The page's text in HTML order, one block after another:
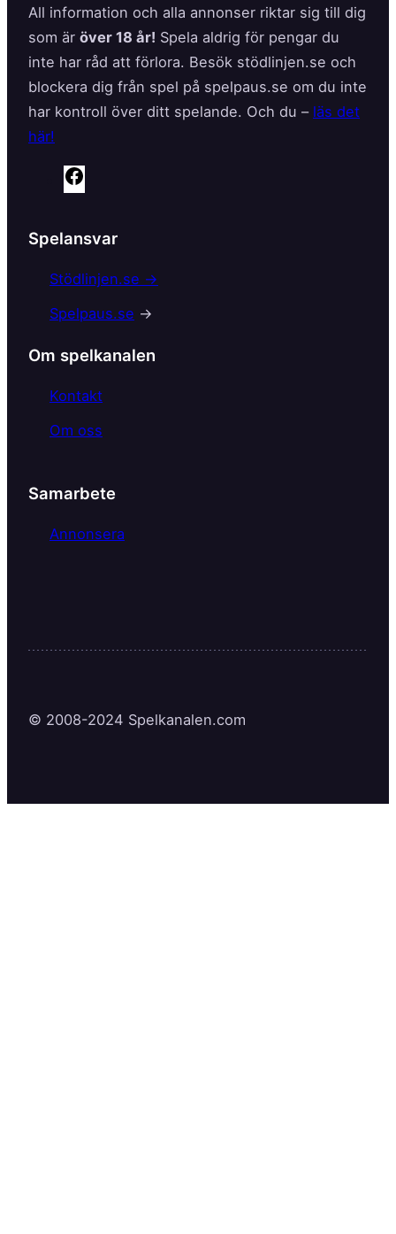
All information och alla annonser riktar sig till dig
som är över 18 år! Spela aldrig för pengar du
inte har råd att förlora. Besök stödlinjen.se och
blockera dig från spel på spelpaus.se om du inte
har kontroll över ditt spelande. Och du – läs det
här!
e
b
o
k
Spelansvar
Stödlinjen.se →
Spelpaus.se →
Om spelkanalen
Kontakt
Om oss
Samarbete
Annonsera
© 2008-2024 Spelkanalen.com